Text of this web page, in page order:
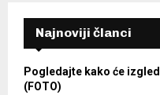
Najnoviji članci
Pogledajte kako će
(FOTO)